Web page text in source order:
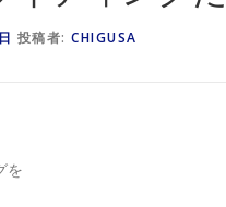
投稿者: CHIGUSA
を